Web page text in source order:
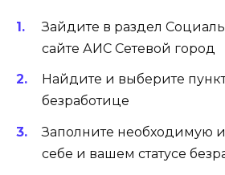
Зайдите в раздел
сайте АИС Сетевой город
Найдите и выберите
безработице
Заполните необходимую
себе и вашем статусе